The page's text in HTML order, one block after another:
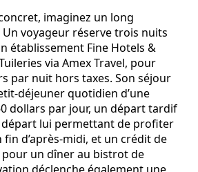
imaginez un long
Un voyageur réserve trois nuits
établissement Fine Hotels &
via Amex Travel, pour
par nuit hors taxes. Son séjour
quotidien d’une
dollars par jour, un départ tardif
lui permettant de profiter
fin d’après‑midi, et un crédit de
un dîner au bistrot de